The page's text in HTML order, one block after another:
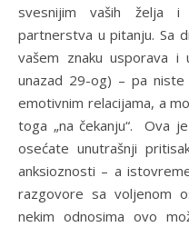
svesnijim vaših želja
partnerstva u pitanju. Sa
vašem znaku usporava i
unazad 29-og) – pa
emotivnim relacijama, a
toga „na čekanju“. Ova
osećate unutrašnji
anksioznosti – a
razgovore sa voljenom
nekim odnosima ovo